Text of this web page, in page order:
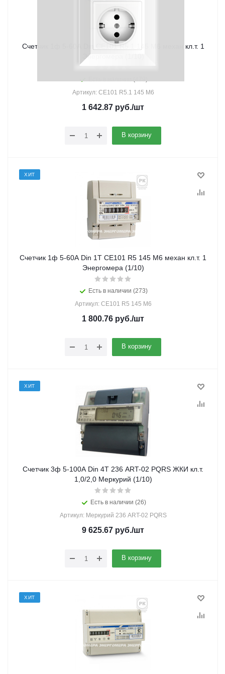
Счетчик 1ф 5-60А Din СЕ101 R5.1 145 M6 механ кл.т. 1
Энергомера (1/10)
Артикул: CE101 R5.1 145 M6
1 642.87 руб./шт
В корзину
ХИТ
Счетчик 1ф 5-60А Din 1Т СЕ101 R5 145 M6 механ кл.т. 1
Энергомера (1/10)
Есть в наличии (273)
Артикул: CE101 R5 145 M6
1 800.76 руб./шт
В корзину
ХИТ
Счетчик 3ф 5-100А Din 4Т 236 ART-02 PQRS ЖКИ кл.т.
1,0/2,0 Меркурий (1/10)
Есть в наличии (26)
Артикул: Меркурий 236 ART-02 PQRS
9 625.67 руб./шт
В корзину
ХИТ